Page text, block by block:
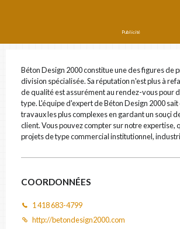
# DE TÉLÉPHONE
Publicité
Béton Design 2000 constitue une des figures de
division spécialisée. Sa réputation n'est plus à
de qualité est assurément au rendez-vous pour
type. L'équipe d'expert de Béton Design 2000
travaux les plus complexes en gardant un souçi
client. Vous pouvez compter sur notre expertise,
projets de type commercial institutionnel,
COORDONNÉES
1 418 683-4799
http://betondesign2000.com